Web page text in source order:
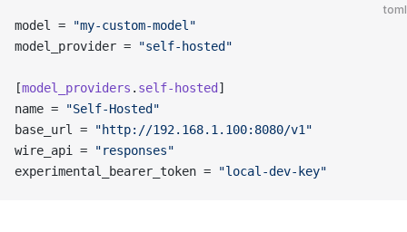
toml
model =
"my-custom-model"
model_provider =
"self-hosted"
[model_providers . self-hosted ]
name =
"Self-Hosted"
base_url =
"http://192.168.1.100:8080/v1"
wire_api =
"responses"
experimental_bearer_token =
"local-dev-key"